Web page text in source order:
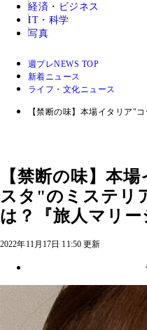
経済・ビジネス
IT・科学
写真
週プレNEWS TOP
新着ニュース
ライフ・文化ニュース
【禁断の味】本場イタリア"
【禁断の味】本
スタ"のミステリ
は？『旅人マリー
2022年11月17日 11:50 更新